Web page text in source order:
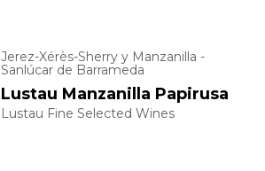
Jerez-Xérès-Sherry y Manzanilla -
Sanlúcar de Barrameda
Lustau Manzanilla Papirusa
Lustau Fine Selected Wines